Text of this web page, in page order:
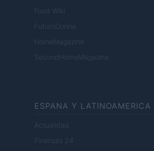
Food Wiki
FuturoDonna
HomeMagazine
SecondHomeMagazine
ESPANA Y LATINOAMERICA
Actualidad
Finanzas 24